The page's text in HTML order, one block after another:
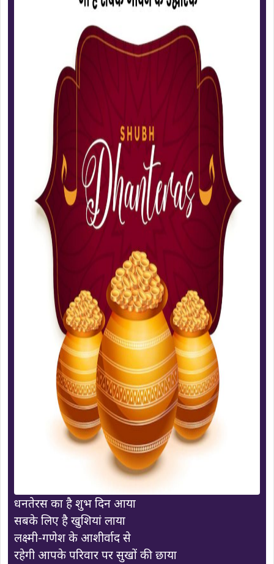
धनतेरस का है शुभ दिन आया
सबके लिए है खुशियां लाया
लक्ष्मी-गणेश के आशीर्वाद से
रहेगी आपके परिवार पर सुखों की छाया